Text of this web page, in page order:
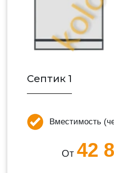
Септик 1
Вместимость
От 42